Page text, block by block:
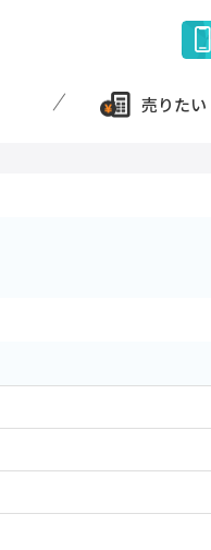
売りた